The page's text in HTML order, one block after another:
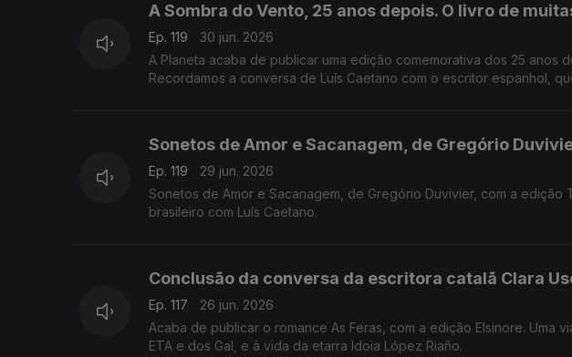
A Sombra do Vento, 25 anos depois. O livro de
Ep. 119
30 jun. 2026
A Planeta acaba de publicar uma edição comemorativa dos 25 anos
Recordamos a conversa de Luís Caetano com o escritor espanhol,
Sonetos de Amor e Sacanagem, de Gregório
Ep. 119
29 jun. 2026
Sonetos de Amor e Sacanagem, de Gregório Duvivier, com a
brasileiro com Luís Caetano.
Conclusão da conversa da escritora catalã Clara
Ep. 117
26 jun. 2026
Acaba de publicar o romance As Feras, com a edição Elsinore. Uma
ETA e dos Gal, e à vida da etarra Idoia López Riaño.